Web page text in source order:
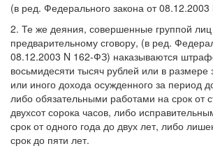
(в ред. Федерального закона от
2. Те же деяния, совершенные группой
предварительному сговору, (в ред.
08.12.2003 N 162-ФЗ) наказываются
восьмидесяти тысяч рублей или в размере
или иного дохода осужденного за период
либо обязательными работами на срок от
двухсот сорока часов, либо
срок от одного года до двух лет, либо
срок до пяти лет.